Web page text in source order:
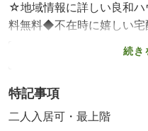
☆地域情報に詳しい良和
料無料◆不在時に嬉しい
ンで来客の確認ができる
入要（要確認）・◆ネッ
ら安心♪◆温水洗浄便座、
き場、洗面所独立◆お気軽
続き
特記事項
二人入居可・最上階